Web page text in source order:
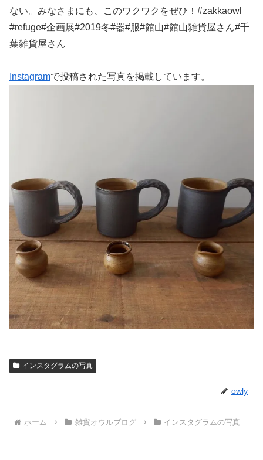
ない。みなさまにも、このワクワクをぜひ！#zakkaowl
#refuge#企画展#2019冬#器#服#館山#館山雑貨屋さん#千
葉雑貨屋さん
Instagramで投稿された写真を掲載しています。
インスタグラムの写真
owly
ホーム 雑貨オウルブログ インスタグラムの写真